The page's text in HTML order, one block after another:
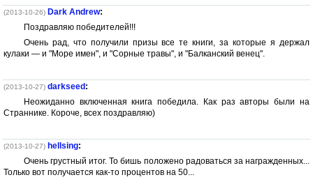
(2013-10-26) Dark Andrew:
Поздравляю победителей!!!
Очень рад, что получили призы все те книги, за которые я держал
кулаки — и "Море имен", и "Сорные травы", и "Балканский венец".
(2013-10-27) darkseed :
Неожиданно включенная книга победила. Как раз авторы были на
Страннике. Короче, всех поздравляю)
(2013-10-27) hellsing:
Очень грустный итог. То бишь положено радоваться за награжденных...
Только вот получается как-то процентов на 50...